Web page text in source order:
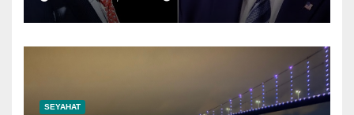
SEYAHAT